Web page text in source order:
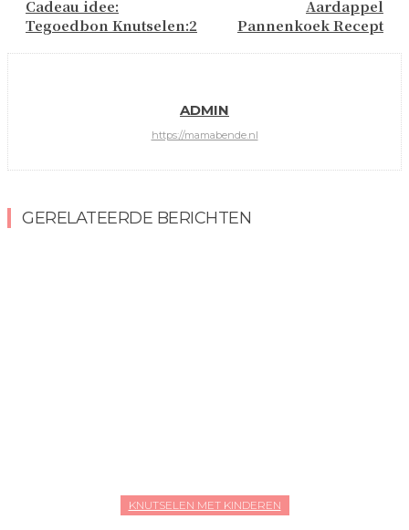
Cadeau idee:
Tegoedbon Knutselen:2
Aardappel
Pannenkoek Recept
ADMIN
https://mamabende.nl
GERELATEERDE BERICHTEN
KNUTSELEN MET KINDEREN